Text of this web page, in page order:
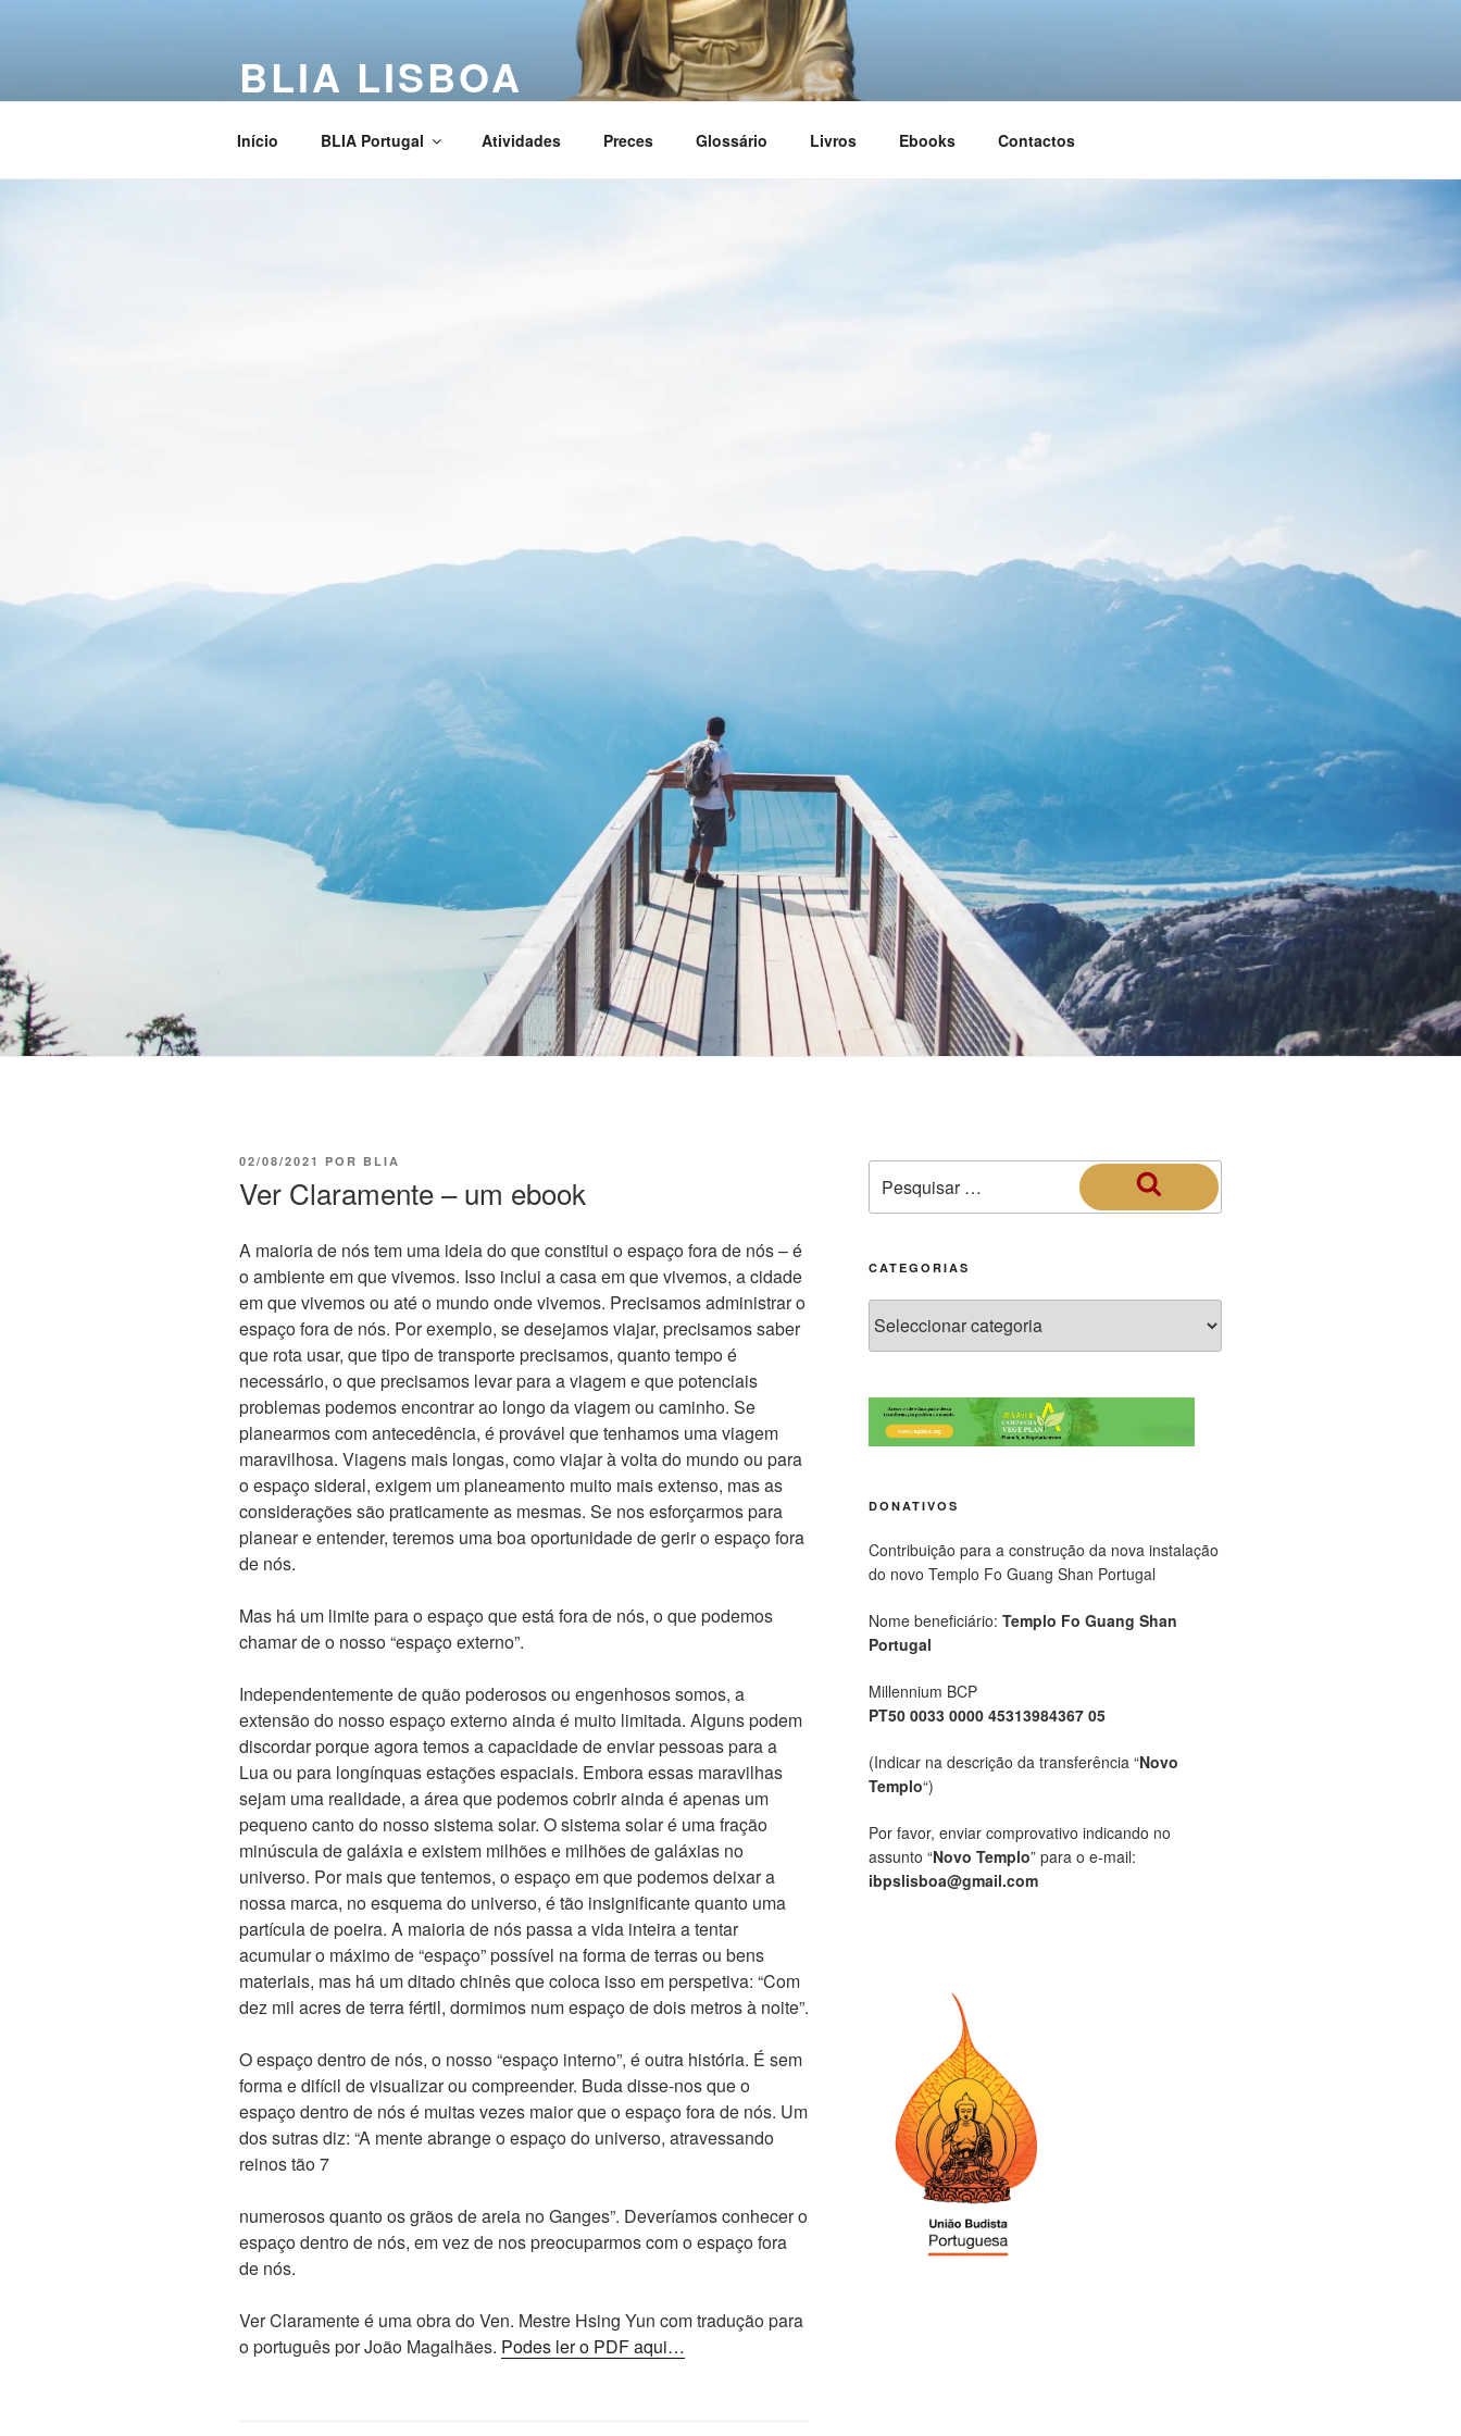
BLIA LISBOA
Início BLIA Portugal Atividades Preces Glossário Livros Ebooks Contactos
02/08/2021 POR BLIA
Ver Claramente – um ebook
A maioria de nós tem uma ideia do que constitui o espaço fora de nós – é
o ambiente em que vivemos. Isso inclui a casa em que vivemos, a cidade
em que vivemos ou até o mundo onde vivemos. Precisamos administrar o
espaço fora de nós. Por exemplo, se desejamos viajar, precisamos saber
que rota usar, que tipo de transporte precisamos, quanto tempo é
necessário, o que precisamos levar para a viagem e que potenciais
problemas podemos encontrar ao longo da viagem ou caminho. Se
planearmos com antecedência, é provável que tenhamos uma viagem
maravilhosa. Viagens mais longas, como viajar à volta do mundo ou para
o espaço sideral, exigem um planeamento muito mais extenso, mas as
considerações são praticamente as mesmas. Se nos esforçarmos para
planear e entender, teremos uma boa oportunidade de gerir o espaço fora
de nós.
Mas há um limite para o espaço que está fora de nós, o que podemos
chamar de o nosso “espaço externo”.
Independentemente de quão poderosos ou engenhosos somos, a
extensão do nosso espaço externo ainda é muito limitada. Alguns podem
discordar porque agora temos a capacidade de enviar pessoas para a
Lua ou para longínquas estações espaciais. Embora essas maravilhas
sejam uma realidade, a área que podemos cobrir ainda é apenas um
pequeno canto do nosso sistema solar. O sistema solar é uma fração
minúscula de galáxia e existem milhões e milhões de galáxias no
universo. Por mais que tentemos, o espaço em que podemos deixar a
nossa marca, no esquema do universo, é tão insignificante quanto uma
partícula de poeira. A maioria de nós passa a vida inteira a tentar
acumular o máximo de “espaço” possível na forma de terras ou bens
materiais, mas há um ditado chinês que coloca isso em perspetiva: “Com
dez mil acres de terra fértil, dormimos num espaço de dois metros à noite”.
O espaço dentro de nós, o nosso “espaço interno”, é outra história. É sem
forma e difícil de visualizar ou compreender. Buda disse-nos que o
espaço dentro de nós é muitas vezes maior que o espaço fora de nós. Um
dos sutras diz: “A mente abrange o espaço do universo, atravessando
reinos tão 7
numerosos quanto os grãos de areia no Ganges”. Deveríamos conhecer o
espaço dentro de nós, em vez de nos preocuparmos com o espaço fora
de nós.
Ver Claramente é uma obra do Ven. Mestre Hsing Yun com tradução para
o português por João Magalhães. Podes ler o PDF aqui…
CATEGORIAS
DONATIVOS
Contribuição para a construção da nova instalação
do novo Templo Fo Guang Shan Portugal
Nome beneficiário: Templo Fo Guang Shan
Portugal
Millennium BCP
PT50 0033 0000 45313984367 05
(Indicar na descrição da transferência “Novo
Templo“)
Por favor, enviar comprovativo indicando no
assunto “Novo Templo” para o e-mail:
ibpslisboa@gmail.com